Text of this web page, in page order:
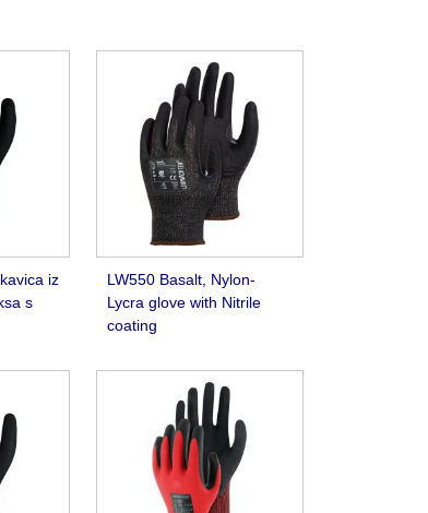
iz
s
LW550 Basalt, Nylon-
Lycra glove with Nitrile
coating